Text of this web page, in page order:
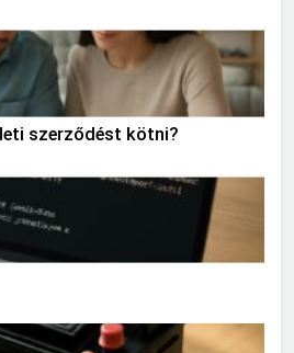
szerződést kötni?